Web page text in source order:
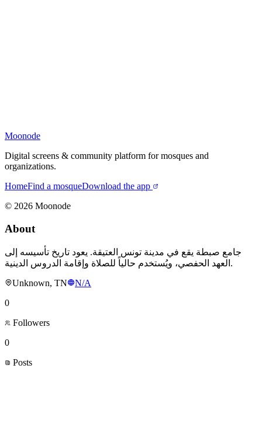
Moonode
Digital screens & community platform for mosques and
organizations.
HomeFind a mosqueDownload the app
© 2026 Moonode
About
جامع صبطة يقع في مدينة تونس العتيقة. يعود تاريخ تأسيسه إلى
العهد الحفصي، ويُستخدم حالياً للصلاة وإقامة الدروس الدينية.
Unknown, TN
N/A
0
Followers
0
Posts